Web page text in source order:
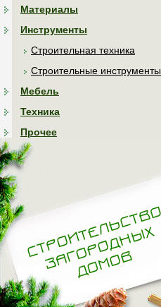
Материалы
Инструменты
Строительная техника
Строительные инструменты
Мебель
Техника
Прочее